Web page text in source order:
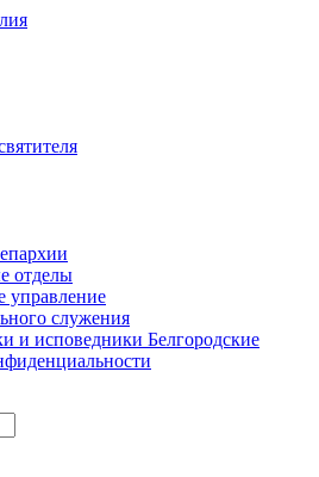
отделы
управление
служения
и исповедники Белгородские